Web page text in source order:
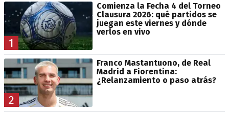
1
Comienza la Fecha 4 del Torneo
Clausura 2026: qué partidos se
juegan este viernes y dónde
verlos en vivo
2
Franco Mastantuono, de Real
Madrid a Fiorentina:
¿Relanzamiento o paso atrás?